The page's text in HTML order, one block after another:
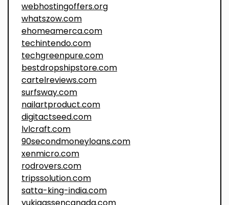
webhostingoffers.org
whatszow.com
ehomeamerca.com
techintendo.com
techgreenpure.com
bestdropshipstore.com
cartelreviews.com
surfsway.com
nailartproduct.com
digitactseed.com
lvlcraft.com
90secondmoneyloans.com
xenmicro.com
rodrovers.com
tripssolution.com
satta-king-india.com